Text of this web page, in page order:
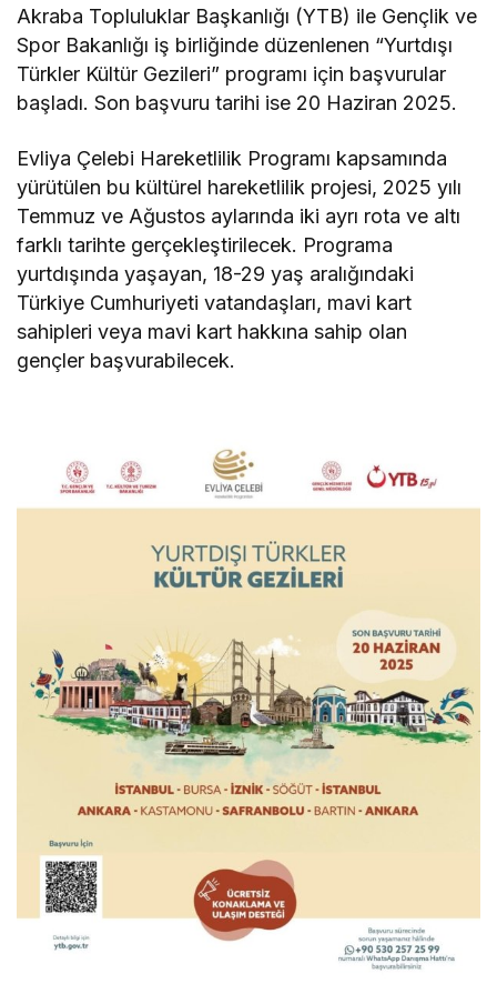
Akraba Topluluklar Başkanlığı (YTB) ile Gençlik ve
Spor Bakanlığı iş birliğinde düzenlenen “Yurtdışı
Türkler Kültür Gezileri” programı için başvurular
başladı. Son başvuru tarihi ise 20 Haziran 2025.
Evliya Çelebi Hareketlilik Programı kapsamında
yürütülen bu kültürel hareketlilik projesi, 2025 yılı
Temmuz ve Ağustos aylarında iki ayrı rota ve altı
farklı tarihte gerçekleştirilecek. Programa
yurtdışında yaşayan, 18-29 yaş aralığındaki
Türkiye Cumhuriyeti vatandaşları, mavi kart
sahipleri veya mavi kart hakkına sahip olan
gençler başvurabilecek.